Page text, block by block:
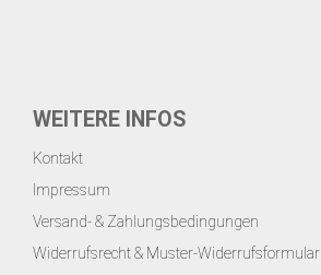
WEITERE INFOS
Kontakt
Impressum
Versand- & Zahlungsbedingungen
Widerrufsrecht & Muster-Widerrufsformular